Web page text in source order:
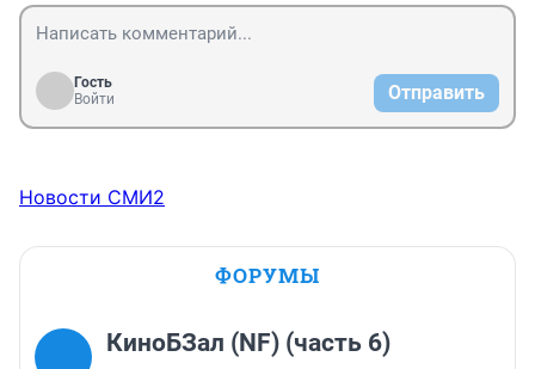
Гость
Войти
Отправить
Новости СМИ2
ФОРУМЫ
КиноБЗал (NF) (часть 6)